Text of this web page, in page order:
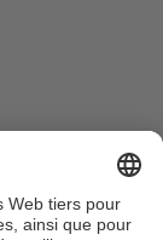
en
en